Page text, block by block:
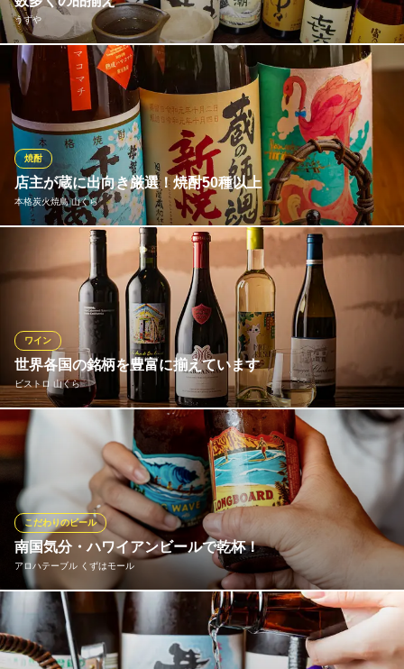
旬と肴 SAKASE
創作海鮮居酒屋
京阪交野線枚方市駅 徒歩4分
大阪府枚方市川原町4-9 テイクセブン1F
うずや
こだわりの焼酎を数多く取り揃えております。その他レアな焼酎
や、おすすめの地酒など日々入荷しています。当店にお越しの際
は、ぜひご利用下さい。
うずや
和風創作居酒屋
京阪本線枚方市駅 徒歩7分
大阪府枚方市西禁野1-3-28 1F
店主が蔵に出向き厳選！焼酎50種以上
本格炭火焼鳥 山くら
焼酎
常時50種類以上が揃う焼酎は、店主が蔵に出向き厳選したこだわ
りの1本ばかり！お好みの銘柄をぜひ見つけてください。9〜11月
は、限定で蔵でしか飲めない無調整の焼酎もお楽しみにいただけ
ます。詳しくはスタッフにお尋ねください。また、年2回、蔵元を
招き試飲会も開催。焼酎好きの多くのお客様にご好評いただいて
います。
本格炭火焼鳥 山くら
本格炭火焼鳥や朝引き鶏
京阪本線枚方市駅 徒歩5分
大阪府枚方市川原町10-6
世界各国の銘柄を豊富に揃えています
ビストロ 山くら
ワイン
ワインに精通した店主が厳選した、泡、白、赤のボトルワインを
豊富にご用意。2,000円台から気軽にご注文いただける銘柄もござ
います。ビストロ料理とワインの相性をお楽しみください。味わ
い、飲み口などご不明な場合はお気軽にスタッフまで、お声がけ
ください。
ビストロ 山くら
ビストロ&バル
京阪交野線枚方市駅 徒歩4分
大阪府枚方市川原町9-15
南国気分・ハワイアンビールで乾杯！
アロハテーブル くずはモール
こだわりのビール
キンキンに冷えたハワイアンビールで、最高の乾杯を楽しみませ
んか。定番のコナビールなど、南国特有のフルーティーな香りと
爽やかな苦味が、渇いた喉を心地よく潤します。開放感あふれる